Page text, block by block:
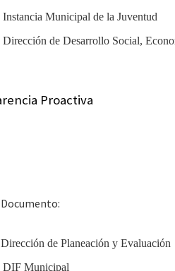
Instancia Municipal de la Juventud
Dirección de Desarrollo Social,
Proactiva
Dirección de Planeación y Evaluación
DIF Municipal